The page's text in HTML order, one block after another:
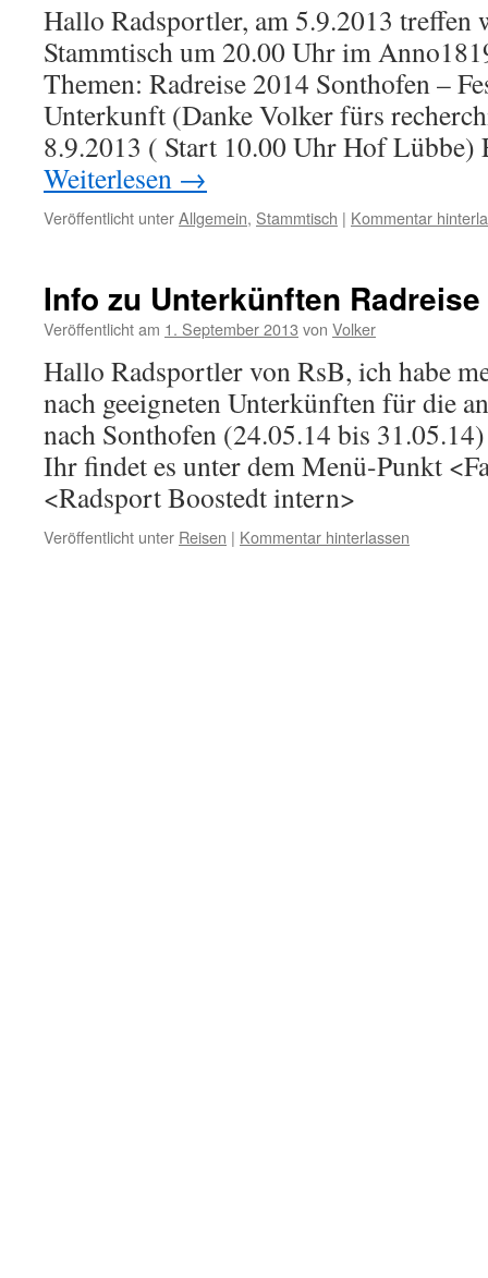
Hallo Radsportler, am 5.9.2013 treffen
Stammtisch um 20.00 Uhr im
Themen: Radreise 2014 Sonthofen –
Unterkunft (Danke Volker fürs
8.9.2013 ( Start 10.00 Uhr Hof
Weiterlesen →
Veröffentlicht unterAllgemein, Stammtisch | Kommentar
Info zu Unterkünften
Veröffentlicht am 1. September 2013 von Volker
Hallo Radsportler von RsB, ich habe
nach geeigneten Unterkünften für die
nach Sonthofen (24.05.14 bis
Ihr findet es unter dem Menü-Punkt
<Radsport Boostedt intern>
Veröffentlicht unter Reisen | Kommentar hinterlassen